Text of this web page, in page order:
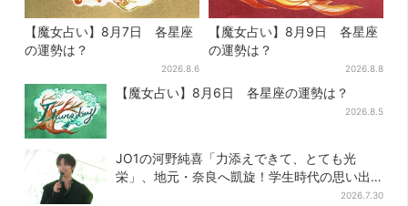
【魔女占い】8月7日 各星座
の運勢は？
2026.8.6
【魔女占い】8月9日 各星座
の運勢は？
2026.8.8
【魔女占い】8月6日 各星座の運勢は？
2026.8.5
JO1の河野純喜「力添えできて、とても光
栄」、地元・奈良へ凱旋！学生時代の思い出
2026.7.30